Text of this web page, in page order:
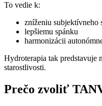
To vedie k:
zníženiu subjektívneho
lepšiemu spánku
harmonizácii
Hydroterapia tak predstavuje
starostlivosti.
Prečo zvoliť